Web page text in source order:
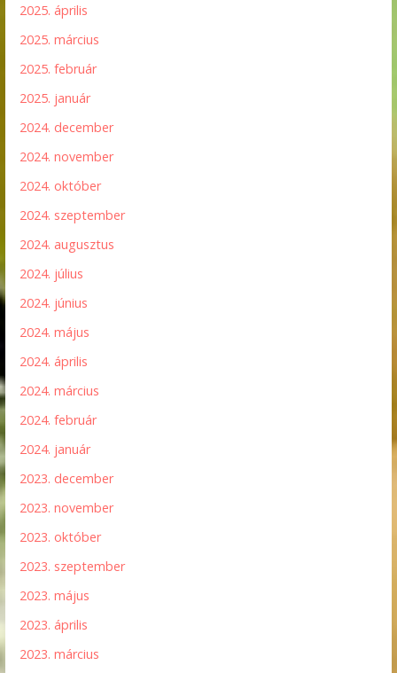
2025. április
2025. március
2025. február
2025. január
2024. december
2024. november
2024. október
2024. szeptember
2024. augusztus
2024. július
2024. június
2024. május
2024. április
2024. március
2024. február
2024. január
2023. december
2023. november
2023. október
2023. szeptember
2023. május
2023. április
2023. március